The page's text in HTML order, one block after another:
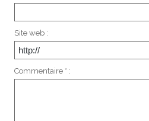
Site web :
Commentaire * :